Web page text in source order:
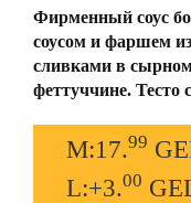
Фирменный соус
соусом и фаршем
сливками в
феттуччине. Тесто
M:17.99
L:+3.00